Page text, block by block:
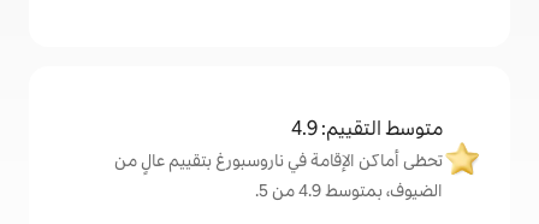
في ناروسبورغ بتقييم عالٍ من